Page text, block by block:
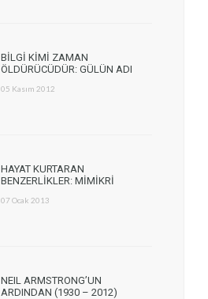
BİLGİ KİMİ ZAMAN
ÖLDÜRÜCÜDÜR: GÜLÜN ADI
05 Kasım 2012
HAYAT KURTARAN
BENZERLİKLER: MİMİKRİ
07 Ocak 2013
NEIL ARMSTRONG’UN
ARDINDAN (1930 – 2012)